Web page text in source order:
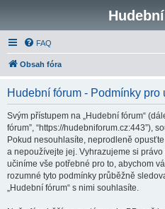
FAQ
Obsah fóra
Hudební fórum - Podmínky pro
Svým přístupem na „Hudební fórum“
fórum”, “https://hudebniforum.cz:443”),
Pokud nesouhlasíte, neprodleně
a nepoužívejte jej. Vyhrazujeme si
učiníme vše potřebné pro to, abychom
rozumné tyto podmínky průběžně
„Hudební fórum“ s nimi souhlasíte.